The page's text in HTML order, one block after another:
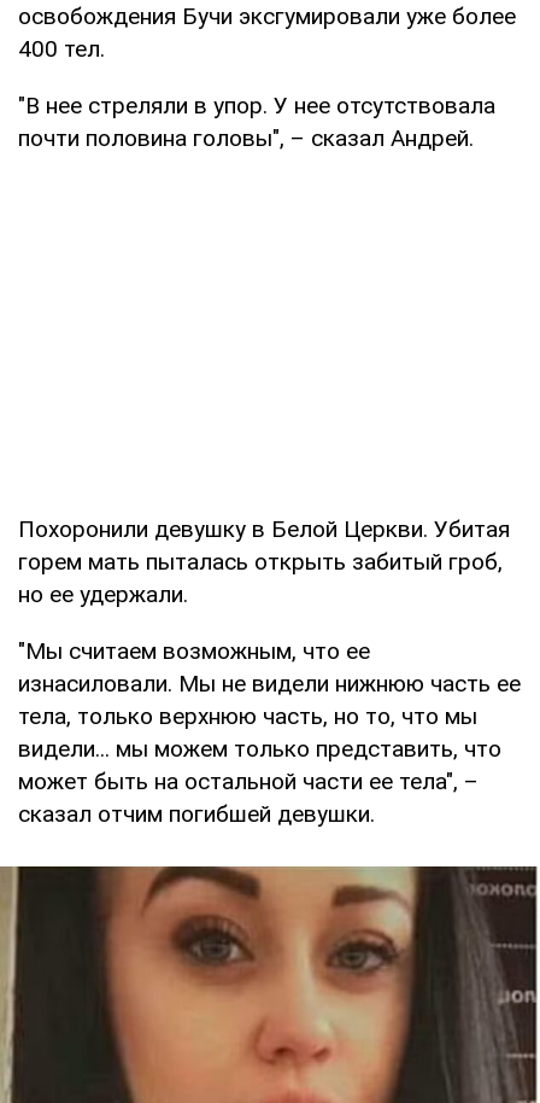
освобождения Бучи эксгумировали уже более
400 тел.
"В нее стреляли в упор. У нее отсутствовала
почти половина головы", – сказал Андрей.
Похоронили девушку в Белой Церкви. Убитая
горем мать пыталась открыть забитый гроб,
но ее удержали.
"Мы считаем возможным, что ее
изнасиловали. Мы не видели нижнюю часть ее
тела, только верхнюю часть, но то, что мы
видели... мы можем только представить, что
может быть на остальной части ее тела", –
сказал отчим погибшей девушки.